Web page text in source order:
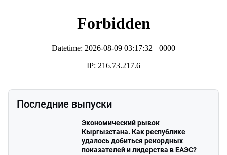
Последние выпуски
Экономический рывок
Кыргызстана. Как республике
удалось добиться рекордных
показателей и лидерства в ЕАЭС?